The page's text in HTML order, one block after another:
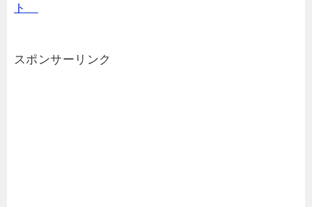
ト
スポンサーリンク